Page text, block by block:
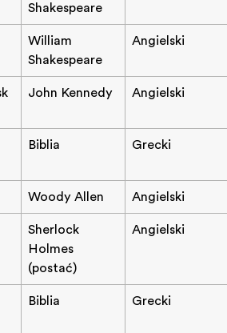
Shakespeare
William
Shakespeare
Angielski
John Kennedy Angielski
Biblia Grecki
Woody Allen Angielski
Sherlock
Holmes
(postać)
Angielski
Biblia Grecki